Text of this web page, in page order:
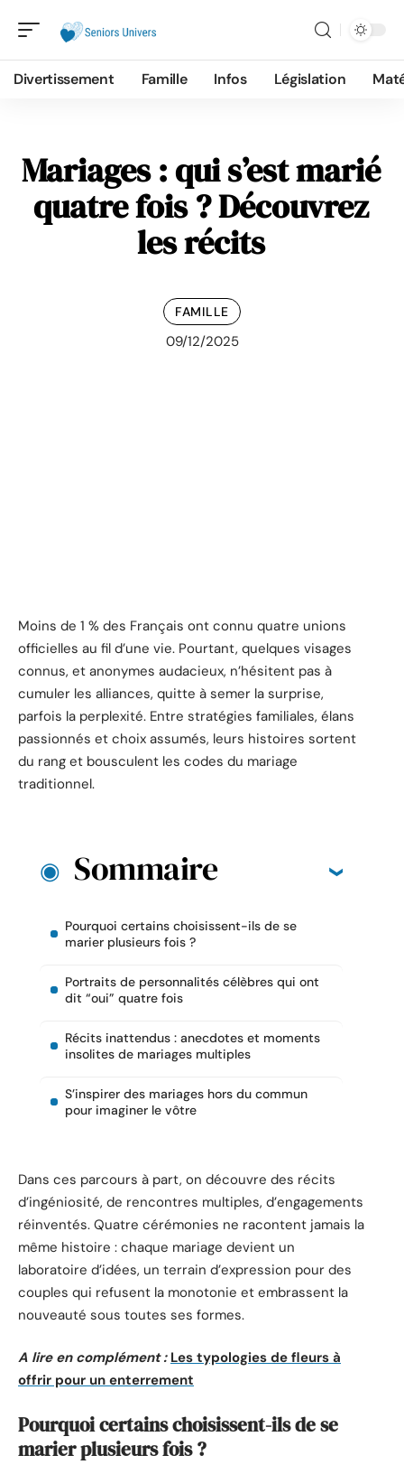
Divertissement Famille Infos Législation
Mariages : qui s’est marié
quatre fois ? Découvrez
les récits
FAMILLE
09/12/2025
Moins de 1 % des Français ont connu quatre unions
officielles au fil d’une vie. Pourtant, quelques visages
connus, et anonymes audacieux, n’hésitent pas à
cumuler les alliances, quitte à semer la surprise,
parfois la perplexité. Entre stratégies familiales, élans
passionnés et choix assumés, leurs histoires sortent
du rang et bousculent les codes du mariage
traditionnel.
Sommaire
Pourquoi certains choisissent-ils de se
marier plusieurs fois ?
Portraits de personnalités célèbres qui ont
dit “oui” quatre fois
Récits inattendus : anecdotes et moments
insolites de mariages multiples
S’inspirer des mariages hors du commun
pour imaginer le vôtre
Dans ces parcours à part, on découvre des récits
d’ingéniosité, de rencontres multiples, d’engagements
réinventés. Quatre cérémonies ne racontent jamais la
même histoire : chaque mariage devient un
laboratoire d’idées, un terrain d’expression pour des
couples qui refusent la monotonie et embrassent la
nouveauté sous toutes ses formes.
A lire en complément : Les typologies de fleurs à
offrir pour un enterrement
Pourquoi certains choisissent-ils de se
marier plusieurs fois ?